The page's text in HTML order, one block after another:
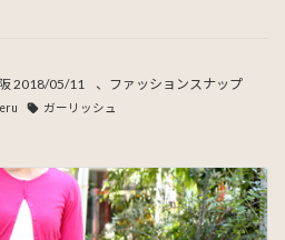
2018/05/11 、 ファッションスナップ
ガーリッシュ